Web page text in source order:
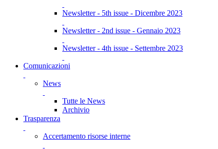
Newsletter - 5th issue - Dicembre 2023
Newsletter - 2nd issue - Gennaio 2023
Newsletter - 4th issue - Settembre 2023
Comunicazioni
News
Tutte le News
Archivio
Trasparenza
Accertamento risorse interne